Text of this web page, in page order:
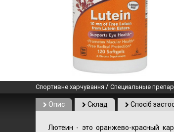
Спортивне харчування / Специальные
Опис Склад Спосіб
Лютеин - это оранжево-красный